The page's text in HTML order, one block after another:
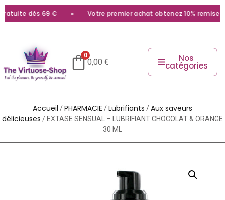
dès 69 € Votre premier achat obtenez 10% remise
0
0,00 € Nos
catégories
Accueil /PHARMACIE /Lubrifiants /Aux saveurs
délicieuses / EXTASE SENSUAL – LUBRIFIANT CHOCOLAT & ORANGE
30 ML